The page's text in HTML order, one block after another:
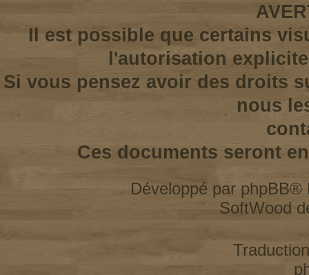
Il est possible que certains
l'autorisation
Si vous pensez avoir des droits
nous
Ces documents seront
Développé par phpBB®
SoftWood